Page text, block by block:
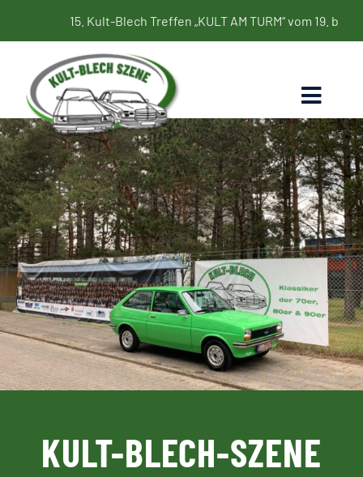
Inhalt
springen
15. Kult-Blech Treffen „KULT AM TURM“ vom 19. bis 21. Juni
Home
Termine
Bildergalerie
Kultbleche
Blog
Kontakt
KULT-BLECH-SZENE